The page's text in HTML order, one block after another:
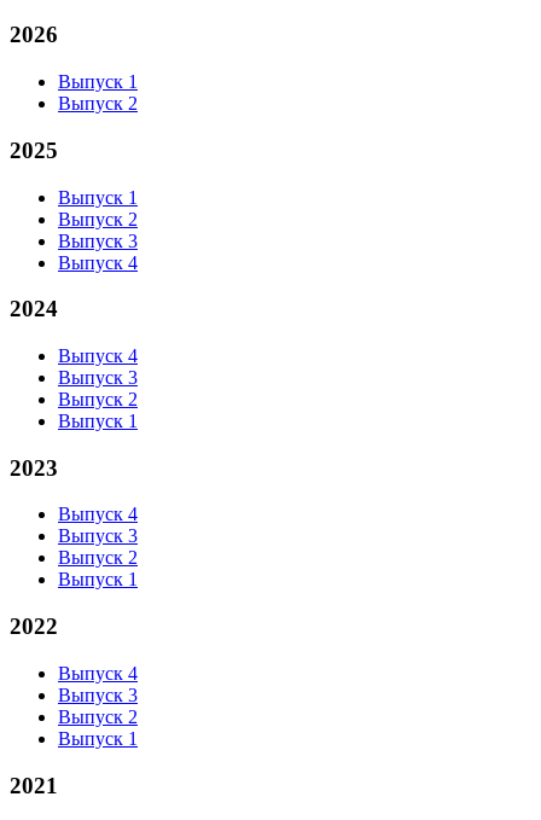
2026
Выпуск 1
Выпуск 2
2025
Выпуск 1
Выпуск 2
Выпуск 3
Выпуск 4
2024
Выпуск 4
Выпуск 3
Выпуск 2
Выпуск 1
2023
Выпуск 4
Выпуск 3
Выпуск 2
Выпуск 1
2022
Выпуск 4
Выпуск 3
Выпуск 2
Выпуск 1
2021